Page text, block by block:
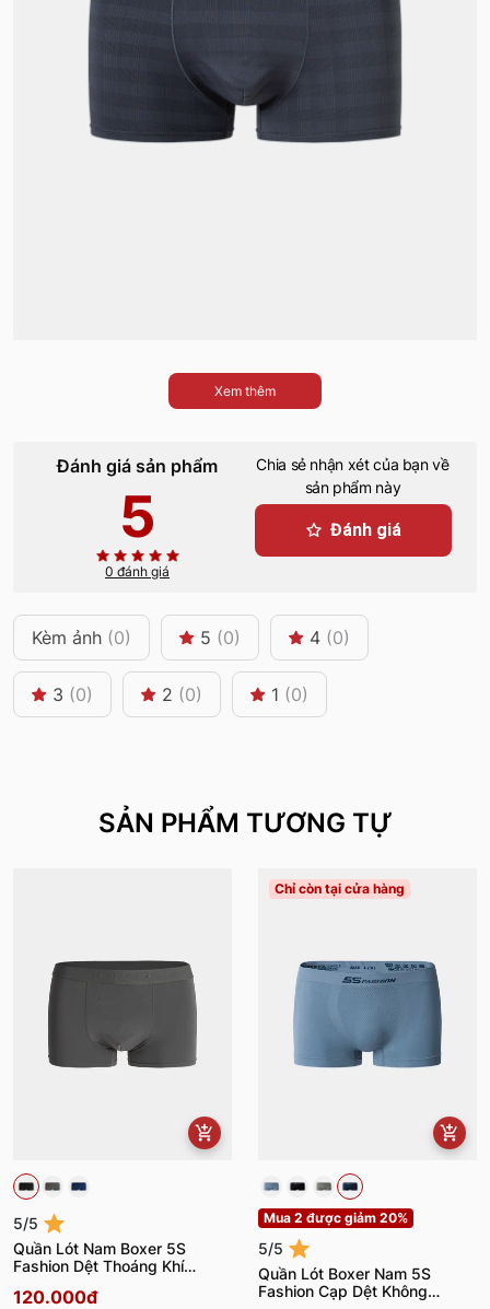
Xem thêm
Đánh giá sản phẩm
5
0 đánh giá
Chia sẻ nhận xét của bạn về
sản phẩm này
Đánh giá
Kèm ảnh (0) 5 (0) 4 (0)
3 (0) 2 (0) 1 (0)
SẢN PHẨM TƯƠNG TỰ
5/5
Quần Lót Nam Boxer 5S
Fashion Dệt Thoáng Khí
120.000đ
Chỉ còn tại cửa hàng
5/5
Mua 2 được giảm 20%
Quần Lót Boxer Nam 5S
Fashion Cạp Dệt Không